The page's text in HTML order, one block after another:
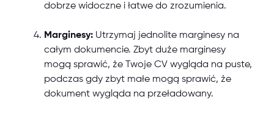
dobrze widoczne i łatwe do zrozumienia.
Marginesy: Utrzymaj jednolite marginesy na
całym dokumencie. Zbyt duże marginesy
mogą sprawić, że Twoje CV wygląda na puste,
podczas gdy zbyt małe mogą sprawić, że
dokument wygląda na przeładowany.